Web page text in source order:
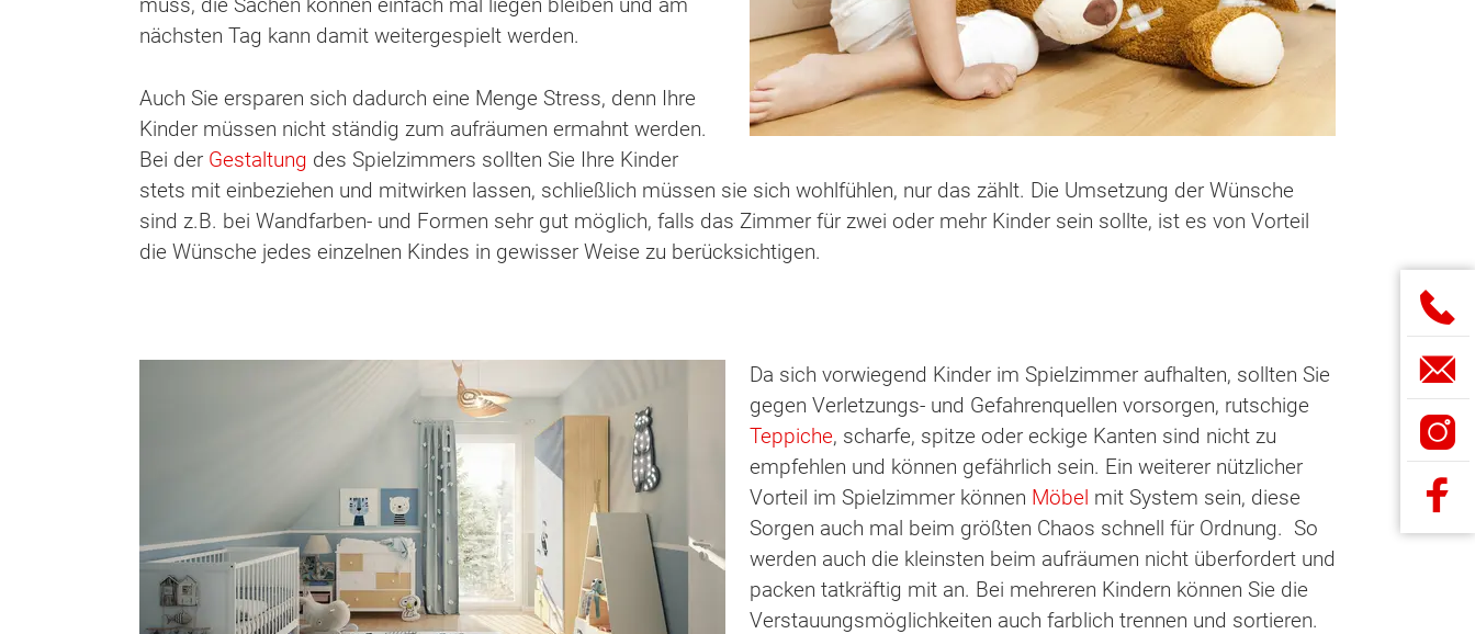
muss, die Sachen können einfach mal liegen bleiben und am
nächsten Tag kann damit weitergespielt werden.
Auch Sie ersparen sich dadurch eine Menge Stress, denn Ihre
Kinder müssen nicht ständig zum aufräumen ermahnt werden.
Bei der Gestaltung des Spielzimmers sollten Sie Ihre Kinder
stets mit einbeziehen und mitwirken lassen, schließlich müssen sie sich wohlfühlen, nur das zählt. Die Umsetzung der Wünsche
sind z.B. bei Wandfarben- und Formen sehr gut möglich, falls das Zimmer für zwei oder mehr Kinder sein sollte, ist es von Vorteil
die Wünsche jedes einzelnen Kindes in gewisser Weise zu berücksichtigen.
Da sich vorwiegend Kinder im Spielzimmer aufhalten, sollten Sie
gegen Verletzungs- und Gefahrenquellen vorsorgen, rutschige
Teppiche, scharfe, spitze oder eckige Kanten sind nicht zu
empfehlen und können gefährlich sein. Ein weiterer nützlicher
Vorteil im Spielzimmer können Möbel mit System sein, diese
Sorgen auch mal beim größten Chaos schnell für Ordnung. So
werden auch die kleinsten beim aufräumen nicht überfordert und
packen tatkräftig mit an. Bei mehreren Kindern können Sie die
Verstauungsmöglichkeiten auch farblich trennen und sortieren.